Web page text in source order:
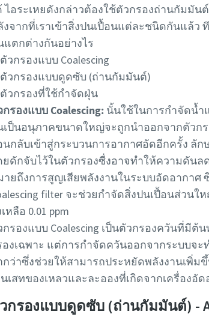
ไอระเหยดังกล่าวต้องใช้ตัวกรองถ่านกัมมัน
งจากที่เราเข้าสิ่งปนเปื้อนแต่ละชนิดกันแล้ว
แตกต่างกันอย่างไร
วกรองแบบ Coalescing
ตัวกรองแบบดูดซับ (ถ่านกัมมันต์)
ตัวกรองที่ใช้กำจัดฝุ่น
รองแบบ Coalescing: นั้นใช้ในการกำจัดน้ำ
เป็นอนุภาคขนาดใหญ่จะถูกนำออกจากตัวก
นกลับเข้าสู่กระบวนการอากาศอัดอีกครั้ง ลัก
ยดักจับไว้ในตัวกรองซื่งอาจทำให้ความดันล
ายถึงการสูญเสียพลังงานในระบบอัดอากา
filter จะช่วยกำจัดสิ่งปนเปื้อนส่วน
หลือ 0.01 ppm
กรองแบบ Coalescing เป็นตัวกรองควันที่มี
องเฉพาะ แต่การกำจัดควันออกจากระบบจ
กว่าซึ่งช่วยให้สามารถประหยัดพลังงานเพิ่ม
นเสทของเหลวและละอองที่เกิดจากเครื่อง
กรองแบบดูดซับ (ถ่านกัมมันต์) -